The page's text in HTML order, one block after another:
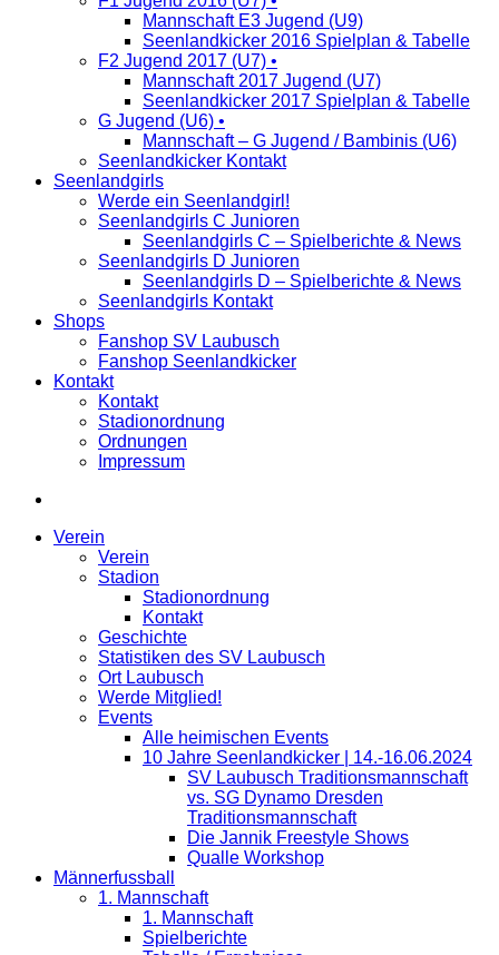
Mannschaft E3 Jugend (U9)
Seenlandkicker 2016 Spielplan & Tabelle
F2 Jugend 2017 (U7) •
Mannschaft 2017 Jugend (U7)
Seenlandkicker 2017 Spielplan & Tabelle
G Jugend (U6) •
Mannschaft – G Jugend / Bambinis (U6)
Seenlandkicker Kontakt
Seenlandgirls
Werde ein Seenlandgirl!
Seenlandgirls C Junioren
Seenlandgirls C – Spielberichte & News
Seenlandgirls D Junioren
Seenlandgirls D – Spielberichte & News
Seenlandgirls Kontakt
Shops
Fanshop SV Laubusch
Fanshop Seenlandkicker
Kontakt
Kontakt
Stadionordnung
Ordnungen
Impressum
Verein
Verein
Stadion
Stadionordnung
Kontakt
Geschichte
Statistiken des SV Laubusch
Ort Laubusch
Werde Mitglied!
Events
Alle heimischen Events
10 Jahre Seenlandkicker | 14.-16.06.2024
SV Laubusch Traditionsmannschaft
vs. SG Dynamo Dresden
Traditionsmannschaft
Die Jannik Freestyle Shows
Qualle Workshop
Männerfussball
1. Mannschaft
1. Mannschaft
Spielberichte